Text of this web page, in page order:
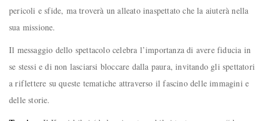
pericoli e sfide, ma troverà un alleato inaspettato che la aiuterà nella
sua missione.
Il messaggio dello spettacolo celebra l’importanza di avere fiducia in
se stessi e di non lasciarsi bloccare dalla paura, invitando gli spettatori
a riflettere su queste tematiche attraverso il fascino delle immagini e
delle storie.